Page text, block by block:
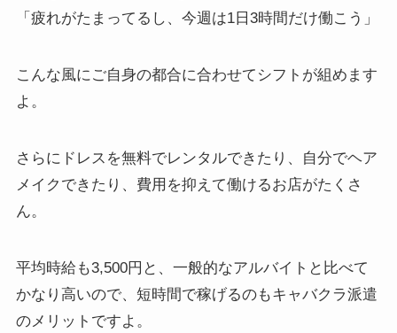
「疲れがたまってるし、今週は1日3時間だけ働こう」
こんな風にご自身の都合に合わせてシフトが組めます
よ。
さらにドレスを無料でレンタルできたり、自分でヘア
メイクできたり、 費用を抑えて働けるお店がたくさ
ん。
平均時給も3,500円と、一般的なアルバイトと比べて
かなり高いので、短時間で稼げるのもキャバクラ派遣
のメリットですよ。